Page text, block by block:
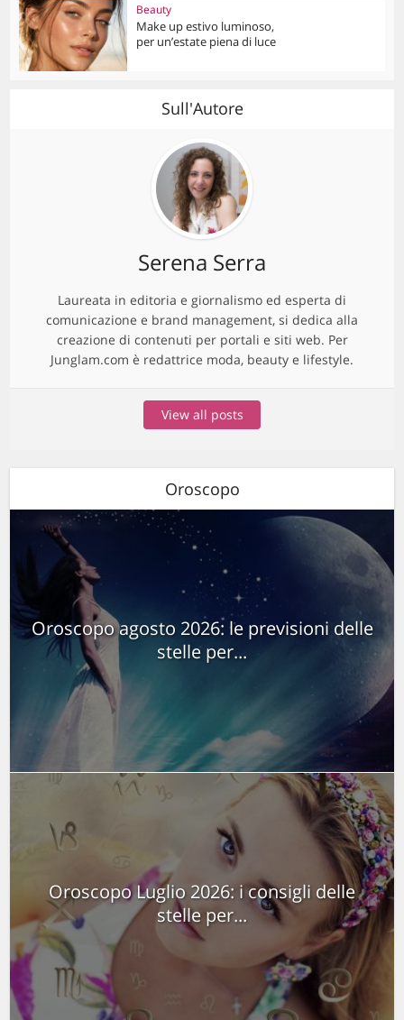
Beauty
Make up estivo luminoso,
per un’estate piena di luce
Sull'Autore
Serena Serra
Laureata in editoria e giornalismo ed esperta di
comunicazione e brand management, si dedica alla
creazione di contenuti per portali e siti web. Per
Junglam.com è redattrice moda, beauty e lifestyle.
View all posts
Oroscopo
Oroscopo agosto 2026: le previsioni delle
stelle per...
Oroscopo Luglio 2026: i consigli delle
stelle per...